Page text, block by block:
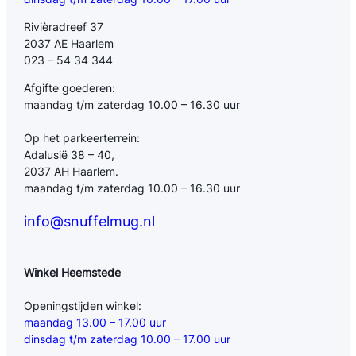
Rivièradreef 37
2037 AE Haarlem
023 – 54 34 344
Afgifte goederen:
maandag t/m zaterdag 10.00 – 16.30 uur
Op het parkeerterrein:
Adalusië 38 – 40,
2037 AH Haarlem.
maandag t/m zaterdag 10.00 – 16.30 uur
info@snuffelmug.nl
Winkel Heemstede
Openingstijden winkel:
maandag 13.00 – 17.00 uur
dinsdag t/m zaterdag 10.00 – 17.00 uur